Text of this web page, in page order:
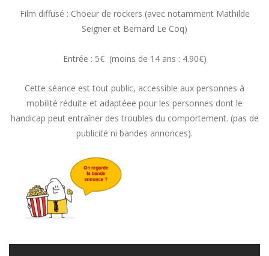
Film diffusé : Choeur de rockers (avec notamment Mathilde
Seigner et Bernard Le Coq)
Entrée : 5€ (moins de 14 ans : 4.90€)
Cette séance est tout public, accessible aux personnes à
mobilité réduite et adaptéee pour les personnes dont le
handicap peut entraîner des troubles du comportement. (pas de
publicité ni bandes annonces).